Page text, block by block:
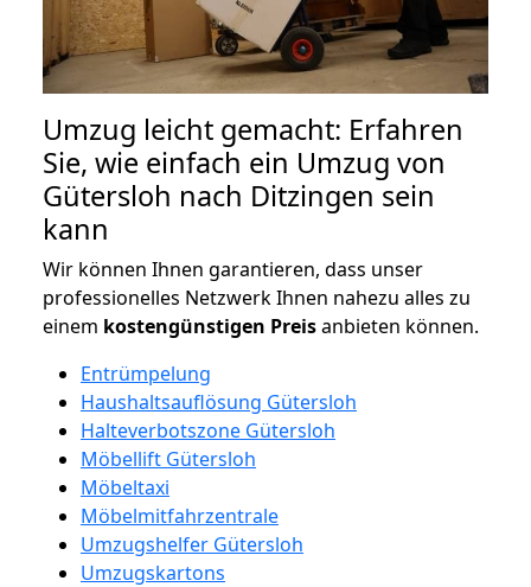
Umzug leicht gemacht: Erfahren
Sie, wie einfach ein Umzug von
Gütersloh nach Ditzingen sein
kann
Wir können Ihnen garantieren, dass unser
professionelles Netzwerk Ihnen nahezu alles zu
einem kostengünstigen Preisanbieten können.
Entrümpelung
Haushaltsauflösung Gütersloh
Halteverbotszone Gütersloh
Möbellift Gütersloh
Möbeltaxi
Möbelmitfahrzentrale
Umzugshelfer Gütersloh
Umzugskartons